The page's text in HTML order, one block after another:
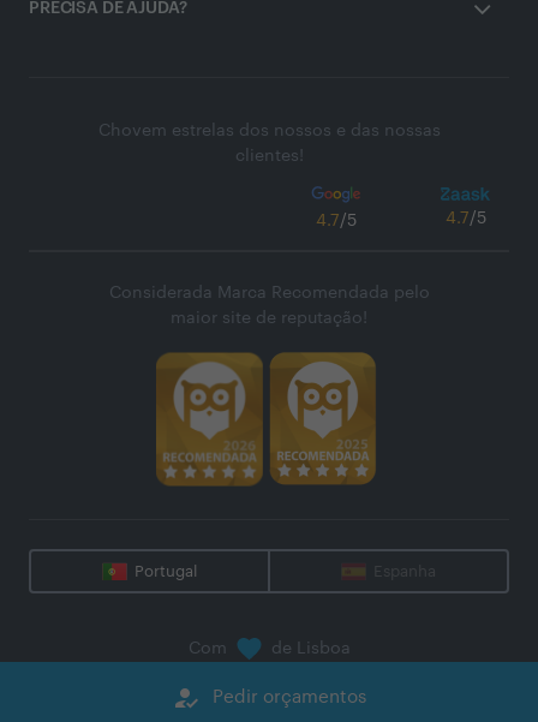
how_to_reg Pedir orçamentos
PRECISA DE AJUDA?
Chovem estrelas dos nossos e das nossas
clientes!
4.7/5 4.7/5
Considerada Marca Recomendada pelo
maior site de reputação!
Portugal Espanha
Com de Lisboa
Zaask - Plataforma Digital, S.A.